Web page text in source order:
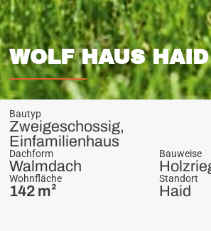
WOLF HAUS
Bautyp
Zweigeschossig,
Einfamilienhaus
Dachform
Walmdach
Wohnfläche
142 m²
Bauweise
Standort
Haid